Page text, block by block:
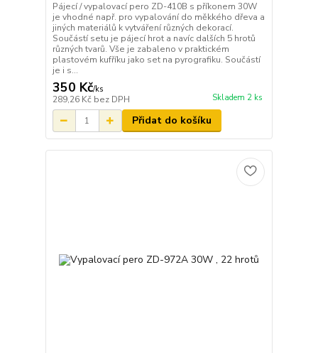
Pájecí / vypalovací pero ZD-410B s příkonem 30W
je vhodné např. pro vypalování do měkkého dřeva a
jiných materiálů k vytváření různých dekorací.
Součástí setu je pájecí hrot a navíc dalších 5 hrotů
různých tvarů. Vše je zabaleno v praktickém
plastovém kufříku jako set na pyrografiku. Součástí
je i s...
350 Kč/ks
289,26 Kč bez DPH Skladem 2 ks
Přidat do košíku